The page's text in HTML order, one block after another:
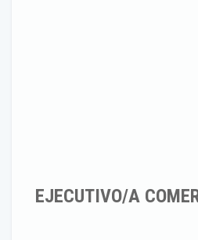
EJECUTIVO/A